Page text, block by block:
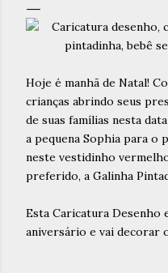
Hoje é manhã de Natal!
crianças abrindo seus
de suas famílias nesta
a pequena Sophia para o
neste vestidinho
preferido, a Galinha
Esta Caricatura Desenho
aniversário e vai decorar